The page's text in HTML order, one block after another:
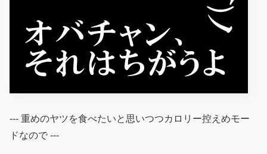
--- 重めのヤツを食べたいと思いつつカロリー控えめモー
ドなので ---